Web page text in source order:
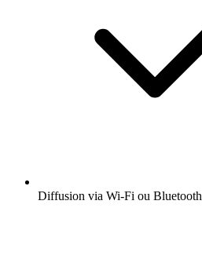
Diffusion via Wi-Fi ou Bluetooth